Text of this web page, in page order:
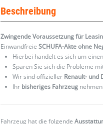
Beschreibung
Zwingende Voraussetzung für
EinwandfreieSCHUFA-Akte ohne
Hierbei handelt es sich um einen
Sparen Sie sich die Probleme
Wir sind offizieller Renault- und
Ihr bisheriges Fahrzeug
Fahrzeug hat die folgende